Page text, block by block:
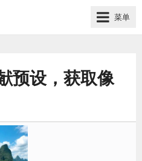
菜单
预设，获取像